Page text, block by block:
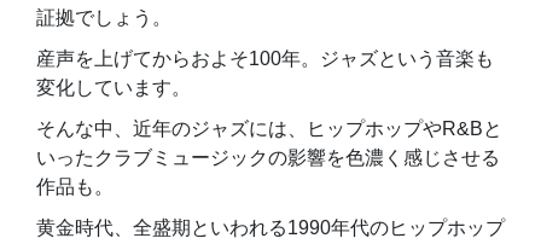
証拠でしょう。
産声を上げてからおよそ100年。ジャズという音楽も
変化しています。
そんな中、近年のジャズには、ヒップホップやR&Bと
いったクラブミュージックの影響を色濃く感じさせる
作品も。
黄金時代、全盛期といわれる1990年代のヒップホップ